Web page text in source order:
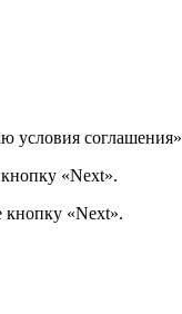
условия
«Next».
кнопку «Next».